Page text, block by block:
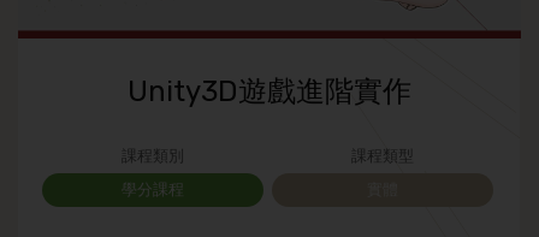
Unity3D遊戲進階實作
課程類別
學分課程
課程類型